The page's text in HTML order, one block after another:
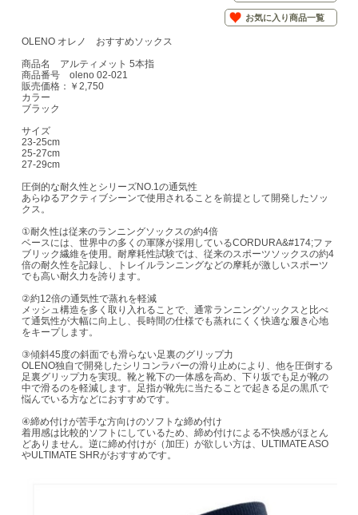
お気に入り商品一覧
OLENO オレノ おすすめソックス
商品名 アルティメット 5本指
商品番号 oleno 02-021
販売価格：￥2,750
カラー
ブラック
サイズ
23-25cm
25-27cm
27-29cm
圧倒的な耐久性とシリーズNO.1の通気性
あらゆるアクティブシーンで使用されることを前提として開発したソッ
クス。
①耐久性は従来のランニングソックスの約4倍
ベースには、世界中の多くの軍隊が採用しているCORDURA&#174;ファ
ブリック繊維を使用。耐摩耗性試験では、従来のスポーツソックスの約4
倍の耐久性を記録し、トレイルランニングなどの摩耗が激しいスポーツ
でも高い耐久力を誇ります。
②約12倍の通気性で蒸れを軽減
メッシュ構造を多く取り入れることで、通常ランニングソックスと比べ
て通気性が大幅に向上し、長時間の仕様でも蒸れにくく快適な履き心地
をキープします。
③傾斜45度の斜面でも滑らない足裏のグリップ力
OLENO独自で開発したシリコンラバーの滑り止めにより、他を圧倒する
足裏グリップ力を実現。靴と靴下の一体感を高め、下り坂でも足が靴の
中で滑るのを軽減します。足指が靴先に当たることで起きる足の黒爪で
悩んでいる方などにおすすめです。
④締め付けが苦手な方向けのソフトな締め付け
着用感は比較的ソフトにしているため、締め付けによる不快感がほとん
どありません。逆に締め付けが（加圧）が欲しい方は、ULTIMATE ASO
やULTIMATE SHRがおすすめです。